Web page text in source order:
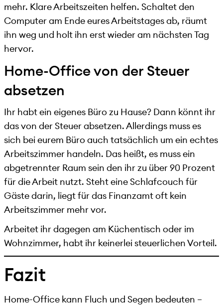
mehr. Klare Arbeitszeiten helfen. Schaltet den
Computer am Ende eures Arbeitstages ab, räumt
ihn weg und holt ihn erst wieder am nächsten Tag
hervor.
Home-Office von der Steuer
absetzen
Ihr habt ein eigenes Büro zu Hause? Dann könnt ihr
das von der Steuer absetzen. Allerdings muss es
sich bei eurem Büro auch tatsächlich um ein echtes
Arbeitszimmer handeln. Das heißt, es muss ein
abgetrennter Raum sein den ihr zu über 90 Prozent
für die Arbeit nutzt. Steht eine Schlafcouch für
Gäste darin, liegt für das Finanzamt oft kein
Arbeitszimmer mehr vor.
Arbeitet ihr dagegen am Küchentisch oder im
Wohnzimmer, habt ihr keinerlei steuerlichen Vorteil.
Fazit
Home-Office kann Fluch und Segen bedeuten –